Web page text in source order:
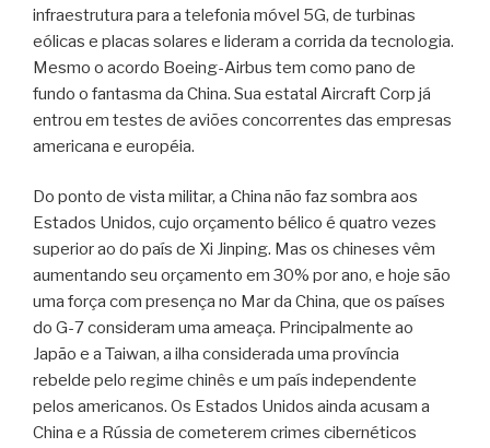
infraestrutura para a telefonia móvel 5G, de turbinas
eólicas e placas solares e lideram a corrida da tecnologia.
Mesmo o acordo Boeing-Airbus tem como pano de
fundo o fantasma da China. Sua estatal Aircraft Corp já
entrou em testes de aviões concorrentes das empresas
americana e européia.
Do ponto de vista militar, a China não faz sombra aos
Estados Unidos, cujo orçamento bélico é quatro vezes
superior ao do país de Xi Jinping. Mas os chineses vêm
aumentando seu orçamento em 30% por ano, e hoje são
uma força com presença no Mar da China, que os países
do G-7 consideram uma ameaça. Principalmente ao
Japão e a Taiwan, a ilha considerada uma província
rebelde pelo regime chinês e um país independente
pelos americanos. Os Estados Unidos ainda acusam a
China e a Rússia de cometerem crimes cibernéticos